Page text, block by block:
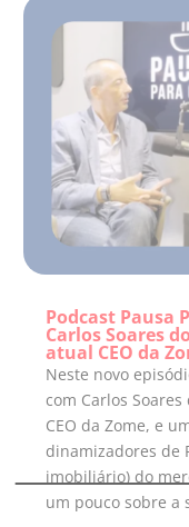
Podcast Pausa
Carlos Soares
atual CEO da
Neste novo
com Carlos
CEO da Zome, e
dinamizadores de
imobiliário) do
um pouco sobre a